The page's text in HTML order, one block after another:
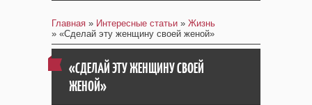
Главная » Интересные статьи » Жизнь
» «Сделай эту женщину своей женой»
«СДЕЛАЙ ЭТУ ЖЕНЩИНУ СВОЕЙ
ЖЕНОЙ»